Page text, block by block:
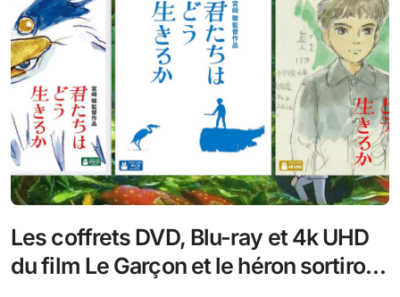
Les coffrets DVD, Blu-ray et 4k UHD
du film Le Garçon et le héron sortiront